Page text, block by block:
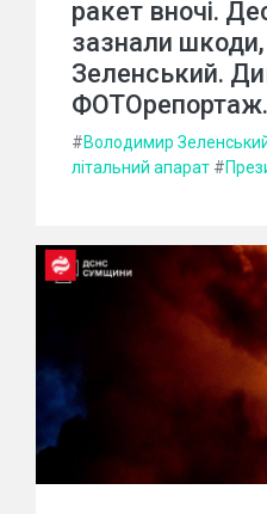
ракет вночі.
зазнали
Зеленський.
ФОТОрепортаж.
#Володимир
літальний апарат #